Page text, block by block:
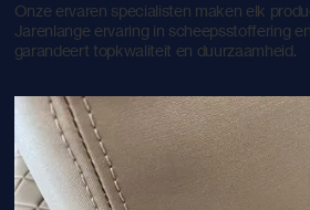
Onze ervaren specialisten maken elk
Jarenlange ervaring in scheepsstoffering
garandeert topkwaliteit en duurzaamheid.